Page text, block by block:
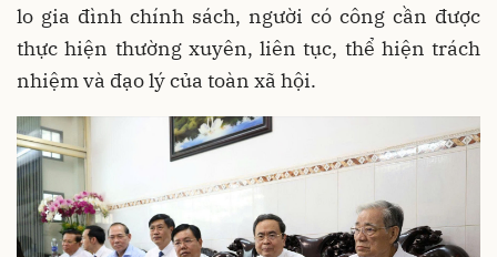
lo gia đình chính sách, người có công cần được
thực hiện thường xuyên, liên tục, thể hiện trách
nhiệm và đạo lý của toàn xã hội.